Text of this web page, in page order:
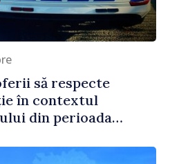
să respecte
în contextul
din perioada